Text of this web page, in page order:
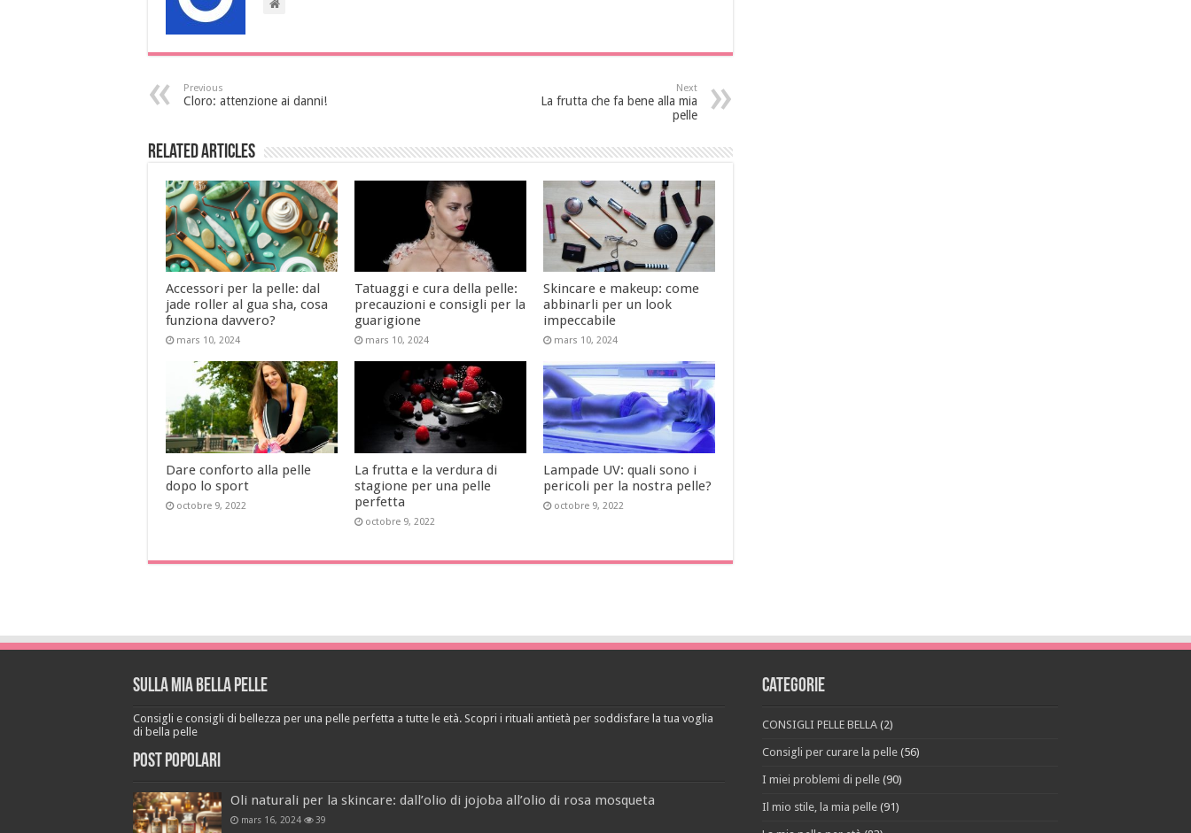
Previous
Cloro: attenzione ai danni!
Next
La frutta che fa bene alla mia
pelle
Related Articles
Accessori per la pelle: dal
jade roller al gua sha, cosa
funziona davvero?
mars 10, 2024
Tatuaggi e cura della pelle:
precauzioni e consigli per la
guarigione
mars 10, 2024
Skincare e makeup: come
abbinarli per un look
impeccabile
mars 10, 2024
Dare conforto alla pelle
dopo lo sport
octobre 9, 2022
La frutta e la verdura di
stagione per una pelle
perfetta
octobre 9, 2022
Lampade UV: quali sono i
pericoli per la nostra pelle?
octobre 9, 2022
Sulla mia bella pelle
Consigli e consigli di bellezza per una pelle perfetta a tutte le età. Scopri i rituali antietà per soddisfare la tua voglia
di bella pelle
Post popolari
Oli naturali per la skincare: dall’olio di jojoba all’olio di rosa mosqueta
mars 16, 2024 39
Categorie
CONSIGLI PELLE BELLA (2)
Consigli per curare la pelle (56)
I miei problemi di pelle (90)
Il mio stile, la mia pelle (91)